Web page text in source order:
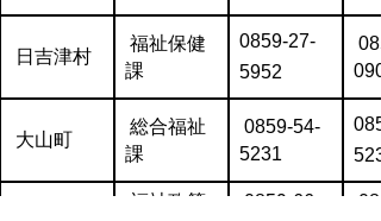
日吉津村
福祉保健
課
0859-27-
5952
大山町
総合福祉
課
0859-54-
5231
福祉政策
0859-66-